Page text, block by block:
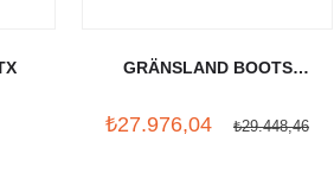
GRÄNSLAND BOOTS
₺27.976,04 ₺29.448,46